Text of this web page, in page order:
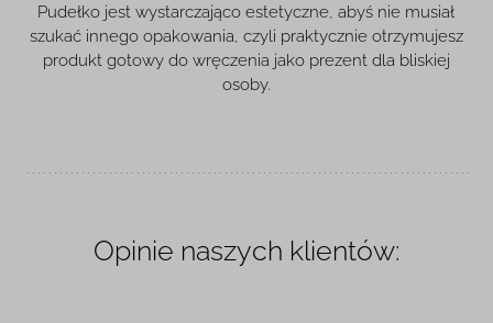
Pudełko jest wystarczająco estetyczne, abyś nie musiał
szukać innego opakowania, czyli praktycznie otrzymujesz
produkt gotowy do wręczenia jako prezent dla bliskiej
osoby.
Opinie naszych klientów: